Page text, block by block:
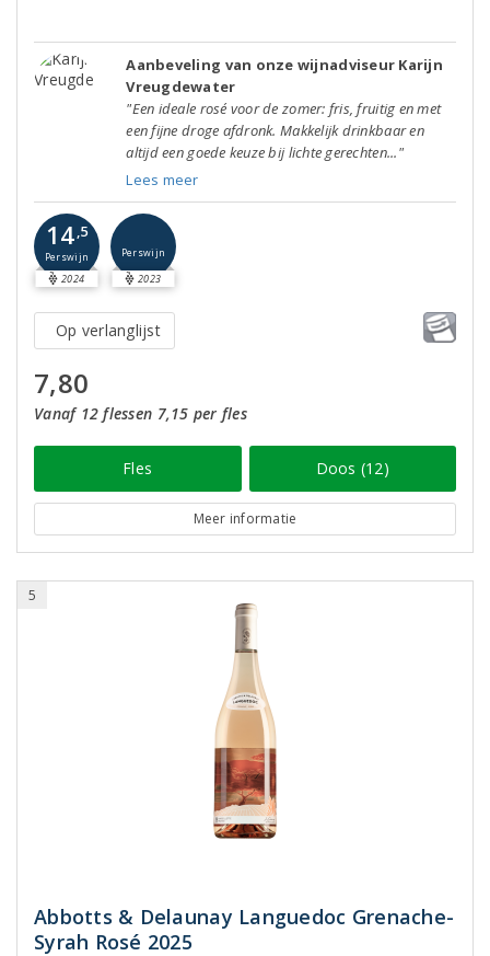
Aanbeveling van onze wijnadviseur Karijn
Vreugdewater
"Een ideale rosé voor de zomer: fris, fruitig en met
een fijne droge afdronk. Makkelijk drinkbaar en
altijd een goede keuze bij lichte gerechten..."
Lees meer
14,5
Perswijn
2024
Perswijn
2023
Op verlanglijst
7,80
Vanaf 12 flessen 7,15 per fles
Fles Doos (12)
Meer informatie
5
Abbotts & Delaunay Languedoc Grenache-
Syrah Rosé 2025